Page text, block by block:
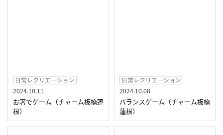
日常レクリエ―ション
2024.10.11
お箸でゲーム（チャーム板橋蓮
根）
日常レクリエ―ション
2024.10.08
バランスゲーム（チャーム板橋
蓮根）